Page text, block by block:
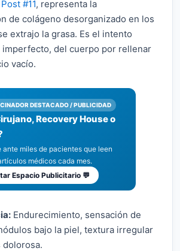
Post #11, representa la
de colágeno desorganizado en los
extrajo la grasa. Es el intento
imperfecto, del cuerpo por rellenar
vacío.
DESTACADO / PUBLICIDAD
Recovery House o
ante miles de pacientes que leen
médicos cada mes.
Espacio Publicitario 💬
Endurecimiento, sensación de
bajo la piel, textura irregular
dolorosa.